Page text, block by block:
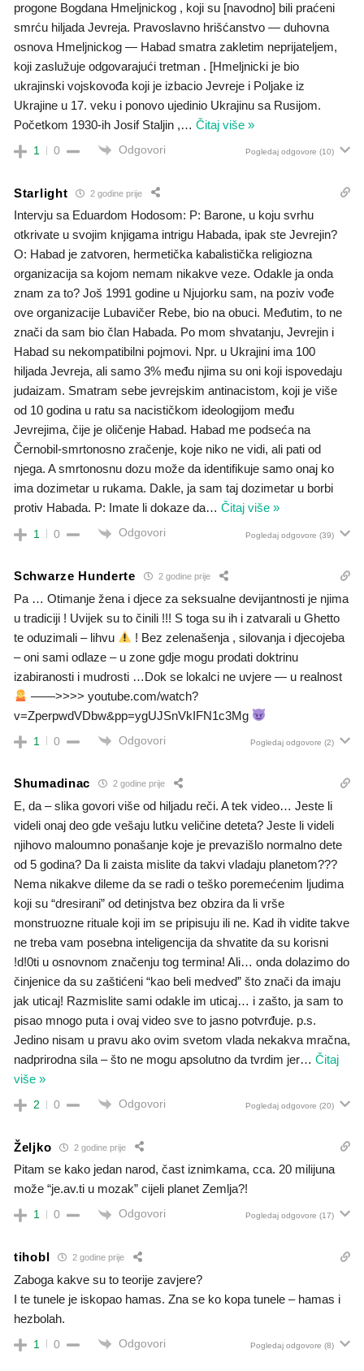
progone Bogdana Hmeljnickog , koji su [navodno] bili praćeni
smrću hiljada Jevreja. Pravoslavno hrišćanstvo — duhovna
osnova Hmeljnickog — Habad smatra zakletim neprijateljem,
koji zaslužuje odgovarajući tretman . [Hmeljnicki je bio
ukrajinski vojskovođa koji je izbacio Jevreje i Poljake iz
Ukrajine u 17. veku i ponovo ujedinio Ukrajinu sa Rusijom.
Početkom 1930-ih Josif Staljin ,… Čitaj više »
1 0 Odgovori Pogledaj odgovore (10)
Starlight 2 godine prije
Intervju sa Eduardom Hodosom: P: Barone, u koju svrhu
otkrivate u svojim knjigama intrigu Habada, ipak ste Jevrejin?
O: Habad je zatvoren, hermetička kabalistička religiozna
organizacija sa kojom nemam nikakve veze. Odakle ja onda
znam za to? Još 1991 godine u Njujorku sam, na poziv vođe
ove organizacije Lubavičer Rebe, bio na obuci. Međutim, to ne
znači da sam bio član Habada. Po mom shvatanju, Jevrejin i
Habad su nekompatibilni pojmovi. Npr. u Ukrajini ima 100
hiljada Jevreja, ali samo 3% među njima su oni koji ispovedaju
judaizam. Smatram sebe jevrejskim antinacistom, koji je više
od 10 godina u ratu sa nacističkom ideologijom među
Jevrejima, čije je oličenje Habad. Habad me podseća na
Černobil-smrtonosno zračenje, koje niko ne vidi, ali pati od
njega. A smrtonosnu dozu može da identifikuje samo onaj ko
ima dozimetar u rukama. Dakle, ja sam taj dozimetar u borbi
protiv Habada. P: Imate li dokaze da… Čitaj više »
1 0 Odgovori Pogledaj odgovore (39)
Schwarze Hunderte 2 godine prije
Pa … Otimanje žena i djece za seksualne devijantnosti je njima
u tradiciji ! Uvijek su to činili !!! S toga su ih i zatvarali u Ghetto
te oduzimali – lihvu
! Bez zelenašenja , silovanja i djecojeba
– oni sami odlaze – u zone gdje mogu prodati doktrinu
izabiranosti i mudrosti …Dok se lokalci ne uvjere — u realnost
——>>>> youtube.com/watch?
v=ZperpwdVDbw&pp=ygUJSnVkIFN1c3Mg
1 0 Odgovori Pogledaj odgovore (2)
Shumadinac 2 godine prije
E, da – slika govori više od hiljadu reči. A tek video… Jeste li
videli onaj deo gde vešaju lutku veličine deteta? Jeste li videli
njihovo maloumno ponašanje koje je prevazišlo normalno dete
od 5 godina? Da li zaista mislite da takvi vladaju planetom???
Nema nikakve dileme da se radi o teško poremećenim ljudima
koji su “dresirani” od detinjstva bez obzira da li vrše
monstruozne rituale koji im se pripisuju ili ne. Kad ih vidite takve
ne treba vam posebna inteligencija da shvatite da su korisni
!d!0ti u osnovnom značenju tog termina! Ali… onda dolazimo do
činjenice da su zaštićeni “kao beli medved” što znači da imaju
jak uticaj! Razmislite sami odakle im uticaj… i zašto, ja sam to
pisao mnogo puta i ovaj video sve to jasno potvrđuje. p.s.
Jedino nisam u pravu ako ovim svetom vlada nekakva mračna,
nadprirodna sila – što ne mogu apsolutno da tvrdim jer… Čitaj
više »
2 0 Odgovori Pogledaj odgovore (20)
Željko 2 godine prije
Pitam se kako jedan narod, čast iznimkama, cca. 20 milijuna
može “je.av.ti u mozak” cijeli planet Zemlja?!
1 0 Odgovori Pogledaj odgovore (17)
tihobl 2 godine prije
Zaboga kakve su to teorije zavjere?
I te tunele je iskopao hamas. Zna se ko kopa tunele – hamas i
hezbolah.
1 0 Odgovori Pogledaj odgovore (8)